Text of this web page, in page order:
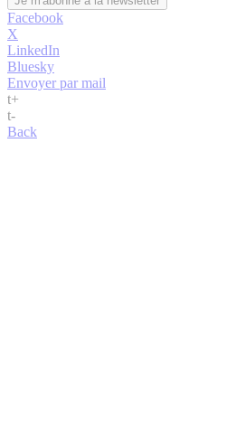
Facebook
X
LinkedIn
Bluesky
Envoyer par mail
t+
t-
Back